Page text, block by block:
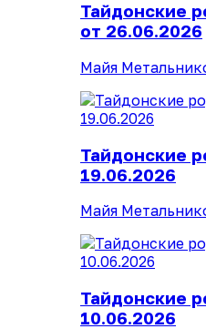
Тайдонские
от 26.06.2026
Майя
Тайдонские
19.06.2026
Майя
Тайдонские
10.06.2026